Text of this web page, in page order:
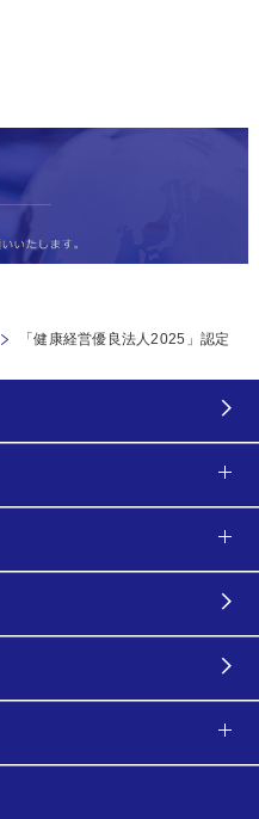
「健康経営優良法人2025」認定